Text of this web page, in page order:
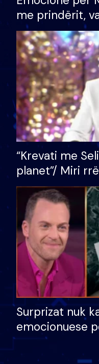
me prindërit,
divorci apo jo?
“Krevati me
planet”/ Miri
bukura në
mungojë zilja
Surprizat nuk
emocionuese
nëna dhe
nuk i mban